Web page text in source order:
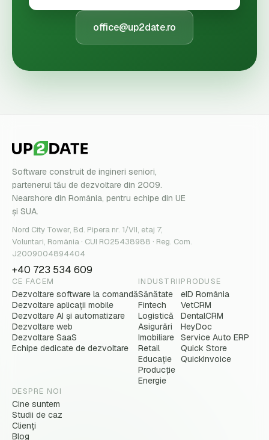
office@up2date.ro
Software construit de ingineri seniori,
partenerul tău de dezvoltare din 2009.
Nearshore din România, pentru echipe din UE
și SUA.
Nord City Tower, Bd. Pipera nr. 1/VII, etaj 7,
Voluntari, România · CUI RO25438988 · Reg. Com.
J2009004894404
+40 723 534 609
CE FACEM
Dezvoltare software la comandă
Dezvoltare aplicații mobile
Dezvoltare AI și automatizare
Dezvoltare web
Dezvoltare SaaS
Echipe dedicate de dezvoltare
INDUSTRII
Sănătate
Fintech
Logistică
Asigurări
Imobiliare
Retail
Educație
Producție
Energie
PRODUSE
eID România
VetCRM
DentalCRM
HeyDoc
Service Auto ERP
Quick Store
QuickInvoice
DESPRE NOI
Cine suntem
Studii de caz
Clienți
Blog